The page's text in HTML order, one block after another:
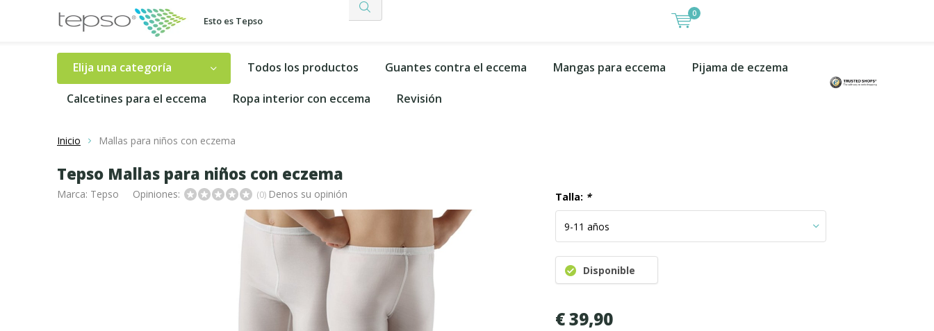
Esto es Tepso
0
Elija una categoría Todos los productos Guantes contra el eccema Mangas para eccema Pijama de eczema
Calcetines para el eccema Ropa interior con eccema Revisión
Inicio Mallas para niños con eczema
Tepso Mallas para niños con eczema
Marca: Tepso Opiniones: (0) Denos su opinión Talla: *
Disponible
€ 39,90